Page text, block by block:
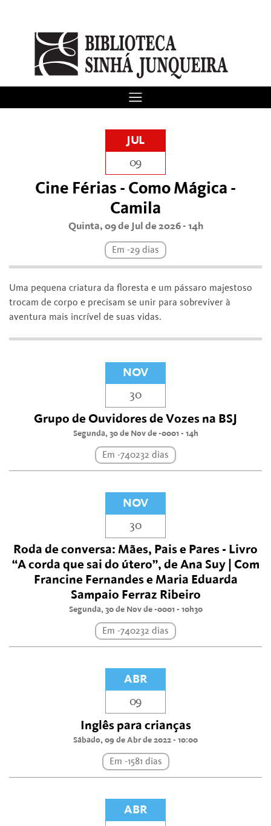
JUL
09
Cine Férias - Como Mágica -
Camila
Quinta, 09 de Jul de 2026 - 14h
Em -29 dias
Uma pequena criatura da floresta e um pássaro majestoso
trocam de corpo e precisam se unir para sobreviver à
aventura mais incrível de suas vidas.
NOV
30
Grupo de Ouvidores de Vozes na BSJ
Segunda, 30 de Nov de -0001 - 14h
Em -740232 dias
NOV
30
Roda de conversa: Mães, Pais e Pares - Livro
“A corda que sai do útero”, de Ana Suy | Com
Francine Fernandes e Maria Eduarda
Sampaio Ferraz Ribeiro
Segunda, 30 de Nov de -0001 - 10h30
Em -740232 dias
ABR
09
Inglês para crianças
Sábado, 09 de Abr de 2022 - 10:00
Em -1581 dias
ABR